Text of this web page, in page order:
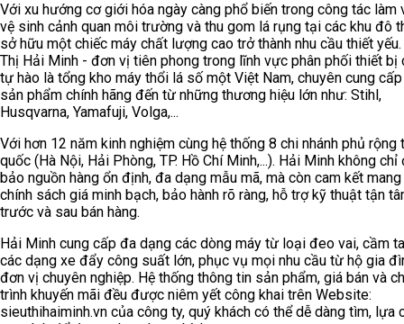
Với xu hướng cơ giới hóa ngày càng phổ biến trong công tác làm
vệ sinh cảnh quan môi trường và thu gom lá rụng tại các khu đô
sở hữu một chiếc máy chất lượng cao trở thành nhu cầu thiết
Thị Hải Minh - đơn vị tiên phong trong lĩnh vực phân phối thiết bị
tự hào là tổng kho máy thổi lá số một Việt Nam, chuyên cung
sản phẩm chính hãng đến từ những thương hiệu lớn như: Stihl,
Husqvarna, Yamafuji, Volga,...
Với hơn 12 năm kinh nghiệm cùng hệ thống 8 chi nhánh phủ rộng
quốc (Hà Nội, Hải Phòng, TP. Hồ Chí Minh,...). Hải Minh không chỉ
bảo nguồn hàng ổn định, đa dạng mẫu mã, mà còn cam kết
chính sách giá minh bạch, bảo hành rõ ràng, hỗ trợ kỹ thuật tận
trước và sau bán hàng.
Hải Minh cung cấp đa dạng các dòng máy từ loại đeo vai, cầm
các dạng xe đẩy công suất lớn, phục vụ mọi nhu cầu từ hộ gia
đơn vị chuyên nghiệp. Hệ thống thông tin sản phẩm, giá bán và
trình khuyến mãi đều được niêm yết công khai trên Website:
sieuthihaiminh.vn của công ty, quý khách có thể dễ dàng tìm, lựa